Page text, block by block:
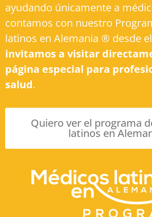
ayudando únicamente a
contamos con nuestro
latinos en Alemania ® desde
invitamos a visitar
página especial para
salud.
Quiero ver el programa
latinos en